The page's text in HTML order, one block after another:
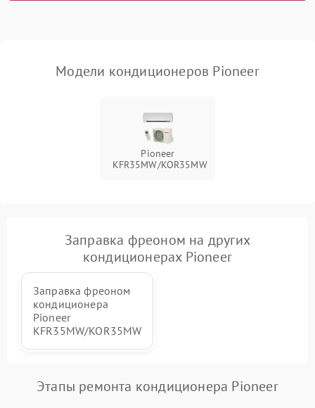
Модели кондиционеров Pioneer
Pioneer
KFR35MW/KOR35MW
Заправка фреоном на других
кондиционерах Pioneer
Заправка фреоном
кондиционера
Pioneer
KFR35MW/KOR35MW
Этапы ремонта кондиционера Pioneer